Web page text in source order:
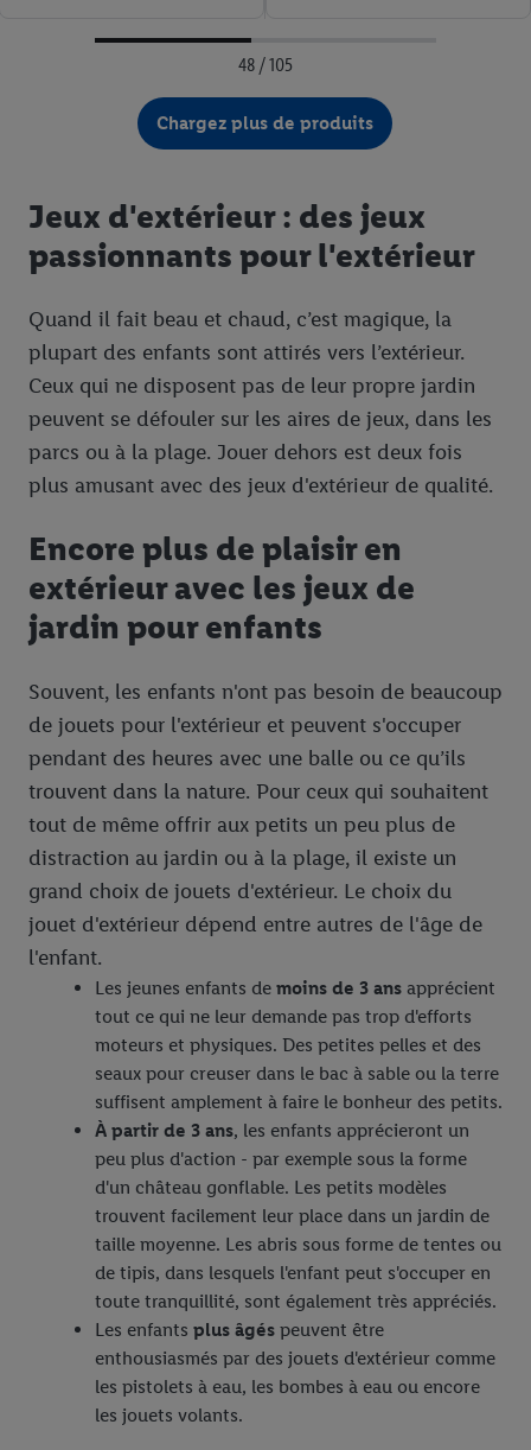
48 / 105
Chargez plus de produits
Jeux d'extérieur : des jeux
passionnants pour l'extérieur
Quand il fait beau et chaud, c’est magique, la
plupart des enfants sont attirés vers l’extérieur.
Ceux qui ne disposent pas de leur propre jardin
peuvent se défouler sur les aires de jeux, dans les
parcs ou à la plage. Jouer dehors est deux fois
plus amusant avec des jeux d'extérieur de qualité.
Encore plus de plaisir en
extérieur avec les jeux de
jardin pour enfants
Souvent, les enfants n'ont pas besoin de beaucoup
de jouets pour l'extérieur et peuvent s'occuper
pendant des heures avec une balle ou ce qu’ils
trouvent dans la nature. Pour ceux qui souhaitent
tout de même offrir aux petits un peu plus de
distraction au jardin ou à la plage, il existe un
grand choix de jouets d'extérieur. Le choix du
jouet d'extérieur dépend entre autres de l'âge de
l'enfant.
Les jeunes enfants de moins de 3 ans apprécient
tout ce qui ne leur demande pas trop d'efforts
moteurs et physiques. Des petites pelles et des
seaux pour creuser dans le bac à sable ou la terre
suffisent amplement à faire le bonheur des petits.
À partir de 3 ans, les enfants apprécieront un
peu plus d'action - par exemple sous la forme
d'un château gonflable. Les petits modèles
trouvent facilement leur place dans un jardin de
taille moyenne. Les abris sous forme de tentes ou
de tipis, dans lesquels l'enfant peut s'occuper en
toute tranquillité, sont également très appréciés.
Les enfants plus âgés peuvent être
enthousiasmés par des jouets d'extérieur comme
les pistolets à eau, les bombes à eau ou encore
les jouets volants.